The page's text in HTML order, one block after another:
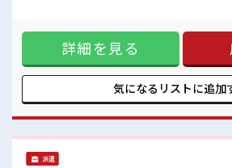
安心してお仕事に集中♪
クリーンルーム【取扱製品情報】半導体の基
≪1日1時間程の残業で収入アップ≫
ほどよく稼げます♪ ≪動きやすい制
で、 毎日の服装の悩み解消♪ ≪未
いことにチャレンジするのは不安だ
が整っています！ イチからスキル
った派遣のお仕事です！ ■職場の雰囲気 20代が多数活躍中！
社会人経験が浅くてもOK！ ここか
一息つける休憩スペースもありま
詳細を見る
気になるリストに追加
派遣